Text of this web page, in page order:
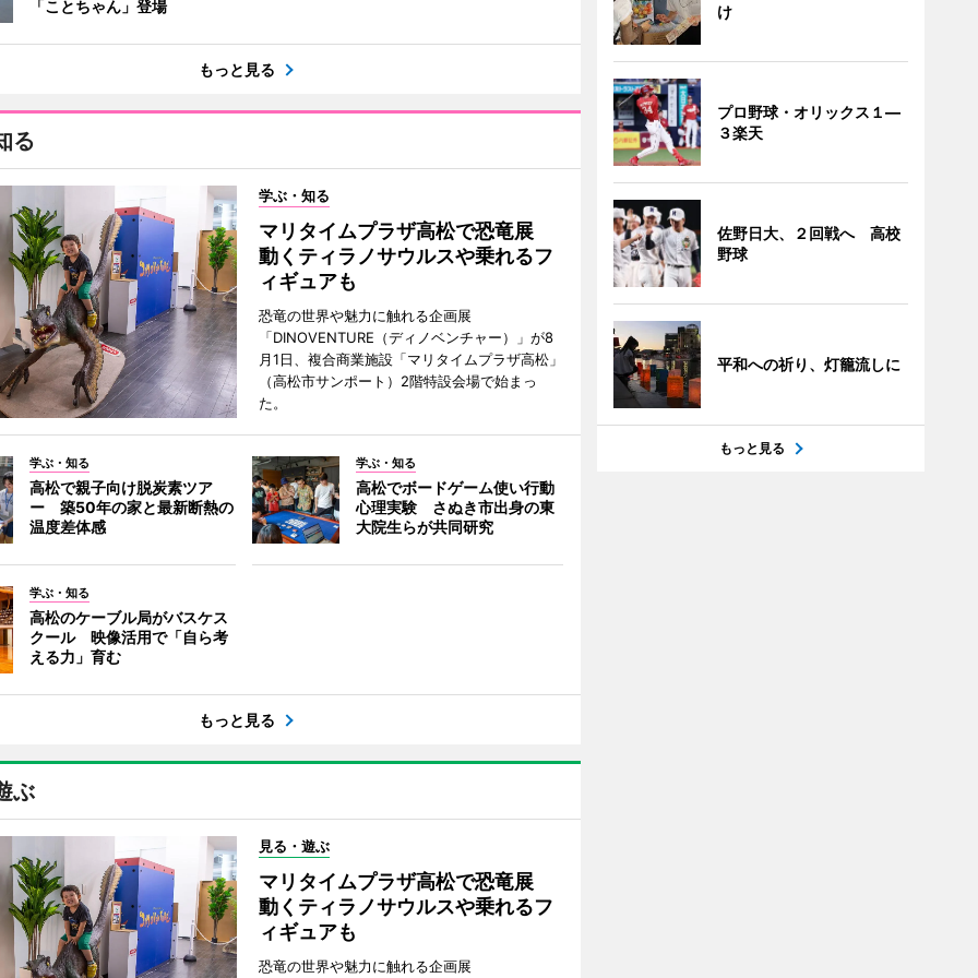
「ことちゃん」登場
もっと見る
る
学ぶ・知る
マリタイムプラザ高松で恐竜展
動くティラノサウルスや乗れるフ
ィギュアも
恐竜の世界や魅力に触れる企画展
「DINOVENTURE（ディノベンチャー）」が8
月1日、複合商業施設「マリタイムプラザ高松」
（高松市サンポート）2階特設会場で始まっ
た。
学ぶ・知る
高松で親子向け脱炭素ツア
ー 築50年の家と最新断熱の
温度差体感
学ぶ・知る
高松でボードゲーム使い行動
心理実験 さぬき市出身の東
大院生らが共同研究
学ぶ・知る
高松のケーブル局がバスケス
クール 映像活用で「自ら考
える力」育む
もっと見る
ぶ
見る・遊ぶ
マリタイムプラザ高松で恐竜展
動くティラノサウルスや乗れるフ
ィギュアも
恐竜の世界や魅力に触れる企画展
け
プロ野球・オリックス１―
３楽天
佐野日大、２回戦へ 高校
野球
平和への祈り、灯籠流しに
もっと見る